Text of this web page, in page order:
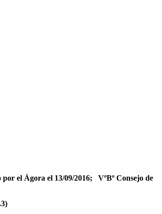
el Ágora el 13/09/2016; VºBº Consejo de